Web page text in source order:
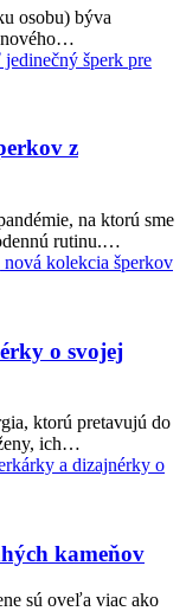
osobu) býva
nového…
šperk pre
z
na ktorú sme
rutinu.…
kolekcia šperkov
o svojej
ktorú pretavujú do
ich…
a dizajnérky o
kameňov
sú oveľa viac ako